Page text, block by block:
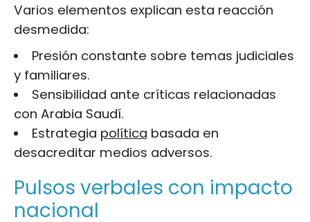
Varios elementos explican esta reacción
desmedida:
Presión constante sobre temas judiciales
y familiares.
Sensibilidad ante críticas relacionadas
con Arabia Saudí.
Estrategia política basada en
desacreditar medios adversos.
Pulsos verbales con impacto
nacional